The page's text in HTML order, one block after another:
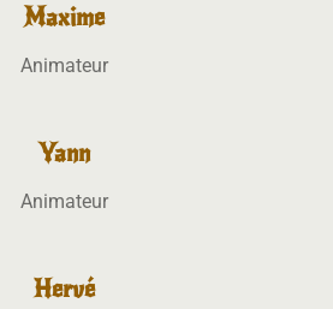
Maxime
Animateur
Yann
Animateur
Hervé